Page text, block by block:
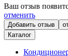
Ваш отзыв
отменить
Каталог